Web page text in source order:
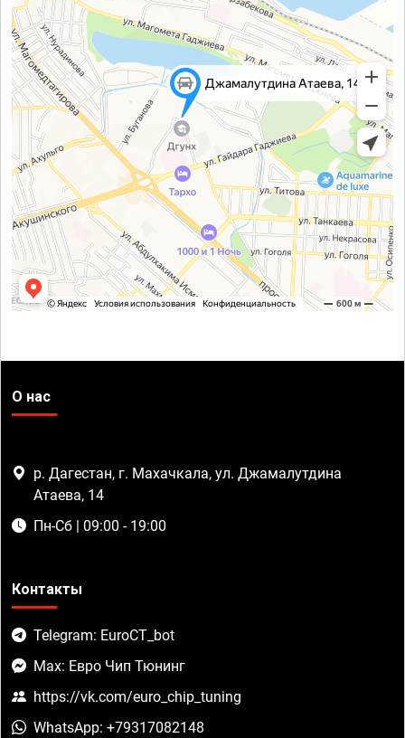
О нас
р. Дагестан, г. Махачкала, ул. Джамалутдина
Атаева, 14
Пн-Сб | 09:00 - 19:00
Контакты
Telegram: EuroCT_bot
Max: Евро Чип Тюнинг
https://vk.com/euro_chip_tuning
WhatsApp: +79317082148